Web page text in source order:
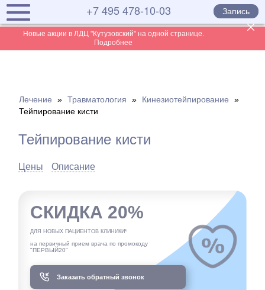
Новые акции в ЛДЦ "Кутузовский" на одной странице.
Подробнее
+7 495 478-10-03 Запись
Лечение » Травматология » Кинезиотейпирование
»
Тейпирование кисти
Тейпирование кисти
Цены Описание
СКИДКА 20%
ДЛЯ НОВЫХ ПАЦИЕНТОВ КЛИНИКИ*
на первичный прием врача по промокоду
"ПЕРВЫЙ20"
Заказать обратный звонок